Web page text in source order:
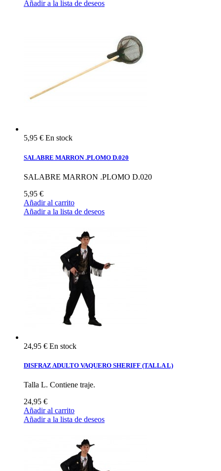
Añadir a la lista de deseos
5,95 € En stock
SALABRE MARRON .PLOMO D.020
SALABRE MARRON .PLOMO D.020
5,95 €
Añadir al carrito
Añadir a la lista de deseos
24,95 € En stock
DISFRAZ ADULTO VAQUERO SHERIFF (TALLA L)
Talla L. Contiene traje.
24,95 €
Añadir al carrito
Añadir a la lista de deseos